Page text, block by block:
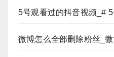
5号观看过的抖音视频_#
微博怎么全部删除粉丝_